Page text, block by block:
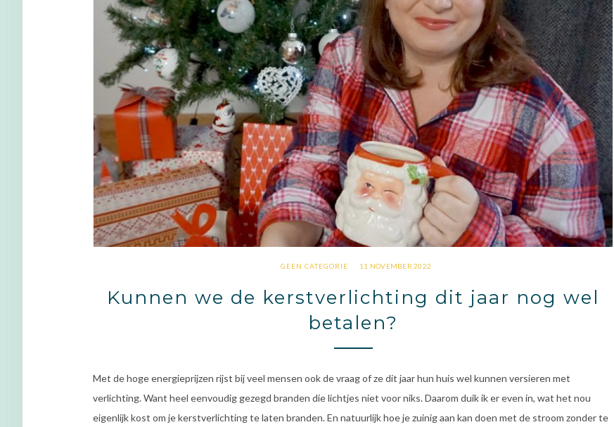
GEEN CATEGORIE 11 NOVEMBER 2022
Kunnen we de kerstverlichting dit jaar nog wel
betalen?
Met de hoge energieprijzen rijst bij veel mensen ook de vraag of ze dit jaar hun huis wel kunnen versieren met
verlichting. Want heel eenvoudig gezegd branden die lichtjes niet voor niks. Daarom duik ik er even in, wat het nou
eigenlijk kost om je kerstverlichting te laten branden. En natuurlijk hoe je zuinig aan kan doen met de stroom zonder te